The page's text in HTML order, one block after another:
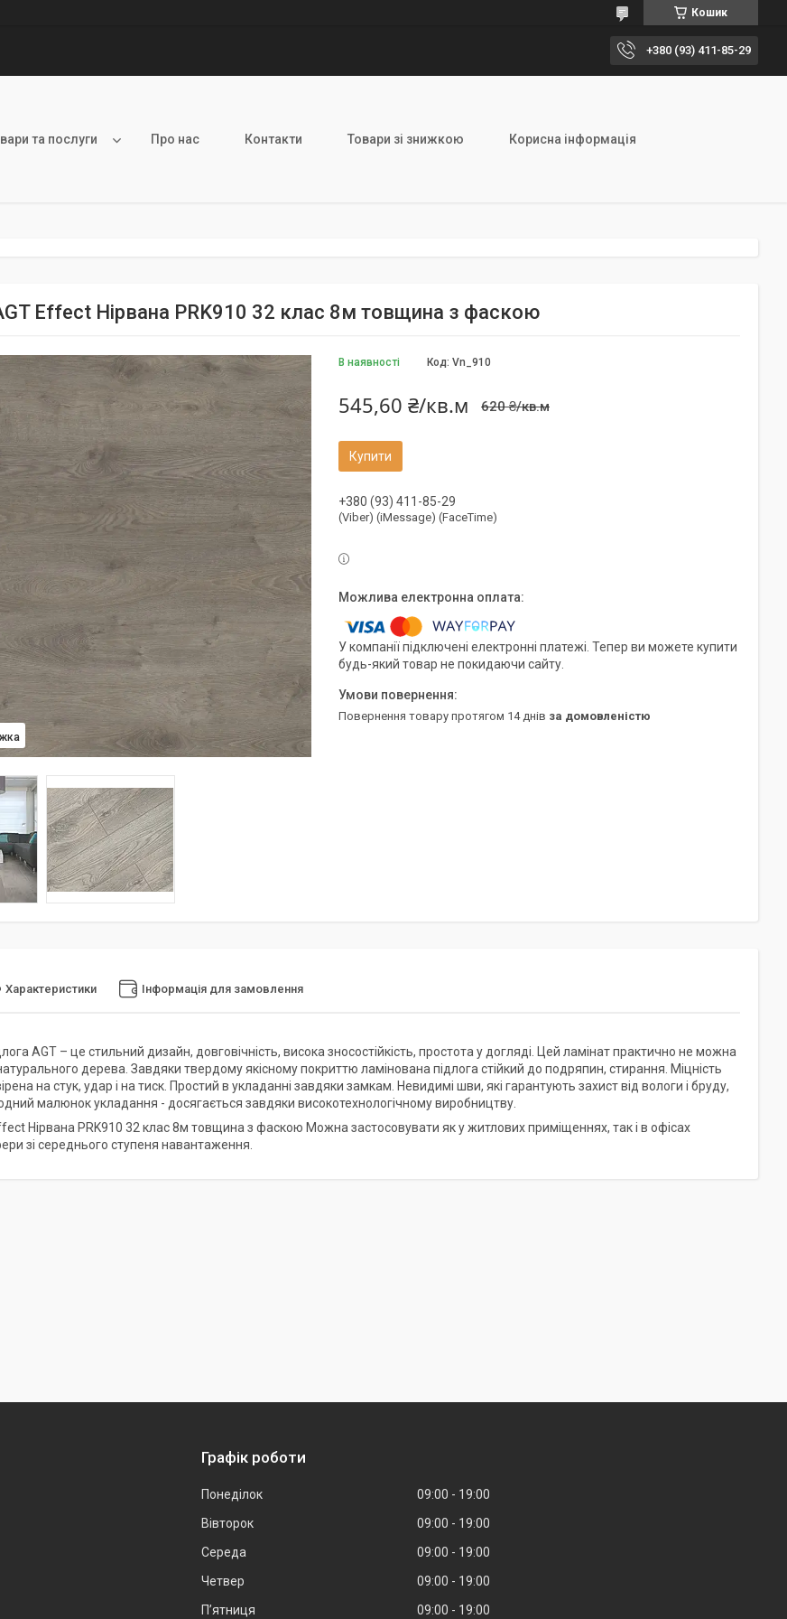
Кошик
+380 (93) 411-85-29
та послуги Про нас Контакти Товари зі знижкою Корисна інформація
Effect Нірвана PRK910 32 клас 8м товщина з фаскою
В наявності Код: Vn_910
620 ₴/кв.м
545,60 ₴/кв.м
Купити
+380 (93) 411-85-29
(Viber) (iMessage) (FaceTime)
У компанії підключені електронні платежі. Тепер ви можете купити
будь-який товар не покидаючи сайту.
повернення товару протягом 14 днів за домовленістю
Характеристики Інформація для замовлення
AGT – це стильний дизайн, довговічність, висока зносостійкість, простота у догляді. Цей ламінат практично не можна
дерева. Завдяки твердому якісному покриттю ламінована підлога стійкий до подряпин, стирання. Міцність
на стук, удар і на тиск. Простий в укладанні завдяки замкам. Невидимі шви, які гарантують захист від вологи і бруду,
малюнок укладання - досягається завдяки високотехнологічному виробництву.
Нірвана PRK910 32 клас 8м товщина з фаскою Можна застосовувати як у житлових приміщеннях, так і в офісах
зі середнього ступеня навантаження.
Графік роботи
Понеділок 09:00
19:00
Вівторок
09:00
19:00
Середа
09:00
19:00
Четвер
09:00
19:00
Пʼятниця
09:00 19:00